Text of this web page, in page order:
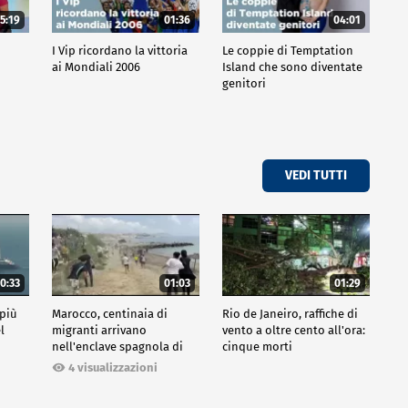
01:36
I Vip ricordano la vittoria
ai Mondiali 2006
04:01
Le coppie di Temptation
Island che sono diventate
genitori
VEDI TUTTI
01:03
Marocco, centinaia di
migranti arrivano
nell'enclave spagnola di
Ceuta4 visualizzazioni
01:29
Rio de Janeiro, raffiche di
vento a oltre cento all'ora:
cinque morti